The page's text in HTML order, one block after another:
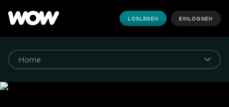
LOSLEGEN EINLOGGEN